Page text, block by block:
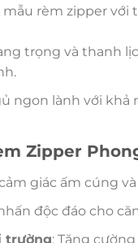
rèm zipper
trọng và thanh
ngon lành với
Zipper
giác ấm cúng
độc đáo cho
trường: Tăng